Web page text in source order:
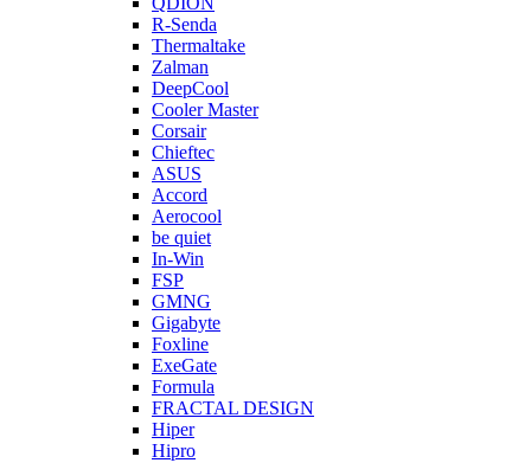
R-Senda
Thermaltake
Zalman
DeepCool
Cooler Master
Corsair
Chieftec
ASUS
Accord
Aerocool
be quiet
In-Win
FSP
GMNG
Gigabyte
Foxline
ExeGate
Formula
FRACTAL DESIGN
Hiper
Hipro